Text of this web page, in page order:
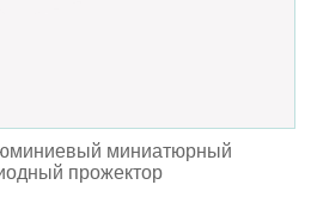
миниатюрный
прожектор